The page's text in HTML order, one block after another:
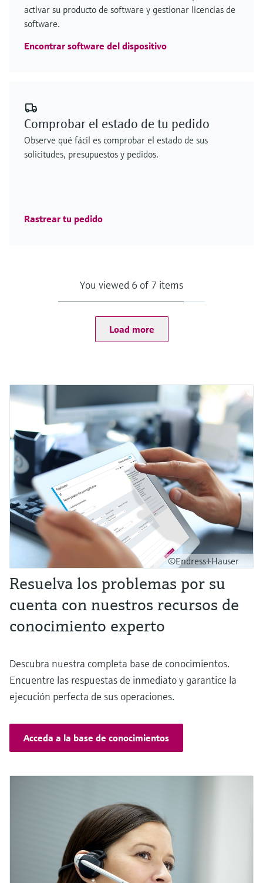
activar su producto de software y gestionar licencias de
software.
Encontrar software del dispositivo
Comprobar el estado de tu pedido
Observe qué fácil es comprobar el estado de sus
solicitudes, presupuestos y pedidos.
Rastrear tu pedido
You viewed 6 of 7 items
Load more
©Endress+Hauser
Resuelva los problemas por su
cuenta con nuestros recursos de
conocimiento experto
Descubra nuestra completa base de conocimientos.
Encuentre las respuestas de inmediato y garantice la
ejecución perfecta de sus operaciones.
Acceda a la base de conocimientos